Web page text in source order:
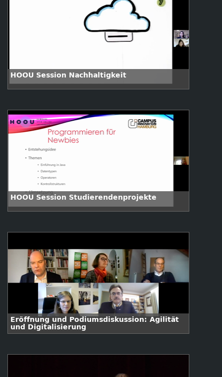
HOOU Session Nachhaltigkeit
HOOU Session Studierendenprojekte
Eröffnung und Podiumsdiskussion: Agilität
und Digitalisierung